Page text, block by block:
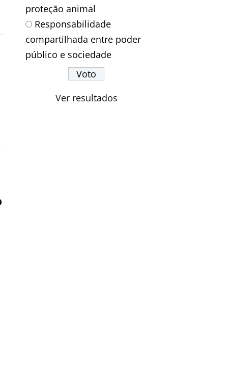
proteção animal
Responsabilidade
compartilhada entre poder
público e sociedade
Ver resultados